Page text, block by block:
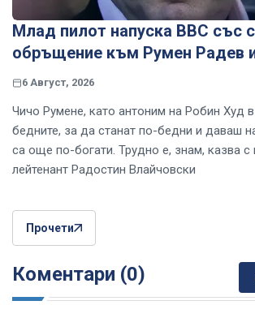
Млад пилот напуска ВВС със
обръщение към Румен Радев
6 Август, 2026
Чичо Румене, като антоним на Робин Худ
бедните, за да станат по-бедни и даваш
са още по-богати. Трудно е, знам, казва с
лейтенант Радостин Влайчовски
Прочети
Коментари (0)